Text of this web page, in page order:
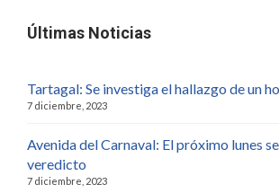
Últimas Noticias
Tartagal: Se investiga el hallazgo de un
7 diciembre, 2023
Avenida del Carnaval: El próximo lunes
veredicto
7 diciembre, 2023